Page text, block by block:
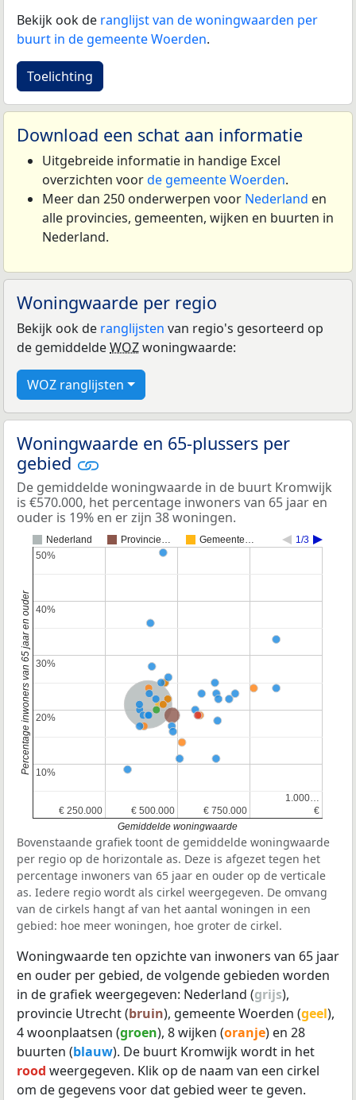
Bekijk ook de ranglijst van de woningwaarden per
buurt in de gemeente Woerden.
Toelichting
Download een schat aan informatie
Uitgebreide informatie in handige Excel
overzichten voorde gemeente Woerden.
Meer dan 250 onderwerpen voor Nederland en
alle provincies, gemeenten, wijken en buurten in
Nederland.
Woningwaarde per regio
Bekijk ook de ranglijsten van regio's gesorteerd op
de gemiddeldeWOZwoningwaarde:
WOZ ranglijsten
Woningwaarde en 65-plussers per
gebied
De gemiddelde woningwaarde in de buurt Kromwijk
is €570.000, het percentage inwoners van 65 jaar en
ouder is 19% en er zijn 38 woningen.
Nederland Provincie… Gemeente… 1/3
Nederland
Provincie Utrecht
€ 250.000
€ 250.000 € 500.000
€ 500.000 € 750.000
€ 750.000 €
€
1.000…
1.000…
10%
10%
20%
20%
30%
30%
40%
40%
50%
50%
Gemiddelde woningwaarde
Percentage inwoners van 65 jaar en ouder
Bovenstaande grafiek toont de gemiddelde woningwaarde
per regio op de horizontale as. Deze is afgezet tegen het
percentage inwoners van 65 jaar en ouder op de verticale
as. Iedere regio wordt als cirkel weergegeven. De omvang
van de cirkels hangt af van het aantal woningen in een
gebied: hoe meer woningen, hoe groter de cirkel.
Woningwaarde ten opzichte van inwoners van 65 jaar
en ouder per gebied, de volgende gebieden worden
in de grafiek weergegeven: Nederland (grijs),
provincie Utrecht (bruin), gemeente Woerden (geel),
4 woonplaatsen (groen), 8 wijken (oranje) en 28
buurten (blauw). De buurt Kromwijk wordt in het
rood weergegeven. Klik op de naam van een cirkel
om de gegevens voor dat gebied weer te geven.